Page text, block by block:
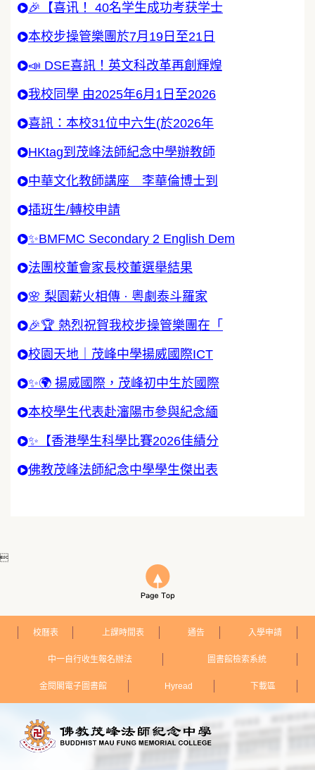
🎉【喜讯！ 40名学生成功考获学士
本校步操管樂團於7月19日至21日
📣 DSE喜訊！英文科改革再創輝煌
我校同學 由2025年6月1日至2026
喜訊：本校31位中六生(於2026年
HKtag到茂峰法師紀念中學辦教師
中華文化教師講座 李華倫博士到
插班生/轉校申請
✨BMFMC Secondary 2 English Dem
法團校董會家長校董選舉結果
🌸 梨園薪火相傳 · 粵劇泰斗羅家
🎉🏆 熱烈祝賀我校步操管樂團在「
校園天地｜茂峰中學揚威國際ICT
✨🌍 揚威國際，茂峰初中生於國際
本校學生代表赴瀋陽市參與紀念緬
✨【香港學生科學比賽2026佳績分
佛教茂峰法師紀念中學學生傑出表

校曆表 上課時間表 通告 入學申請
中一自行收生報名辦法 圖書館檢索系統
金閱閣電子圖書館 Hyread 下載區